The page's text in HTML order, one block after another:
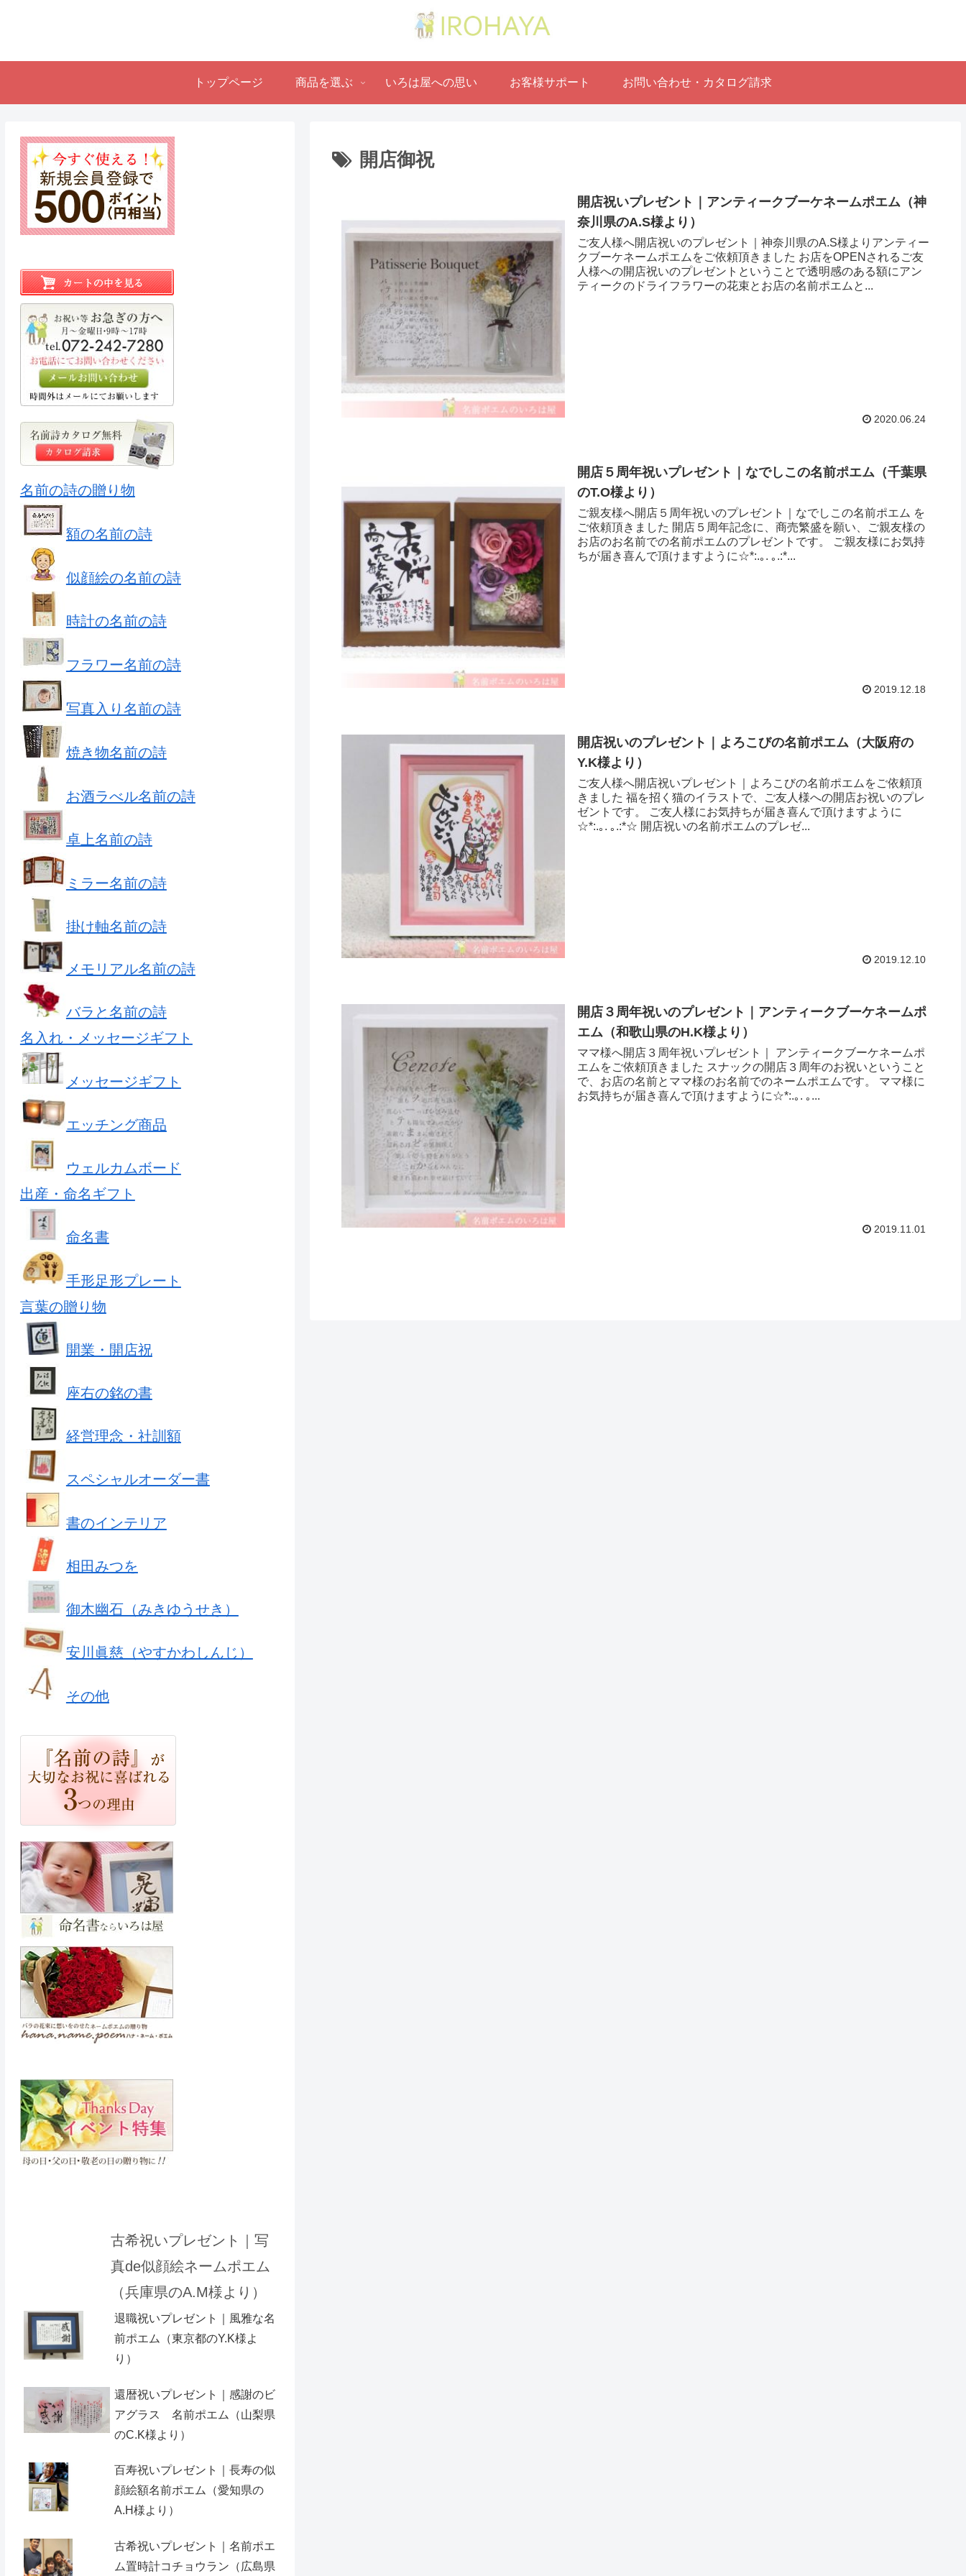
トップページ 商品を選ぶ いろは屋への思い お客様サポート お問い合わせ・カタログ請求
開店御祝
開店祝いプレゼント｜アンティークブーケネームポエム（神
奈川県のA.S様より ）
ご友人様へ開店祝いのプレゼント｜神奈川県のA.S様よりアンティー
クブーケネームポエムをご依頼頂きました お店をOPENされるご友
人様への開店祝いのプレゼントということで透明感のある額にアン
ティークのドライフラワーの花束とお店の名前ポエムと...
2020.06.24
開店５周年祝いプレゼント｜なでしこの名前ポエム（千葉県
のT.O様より ）
ご親友様へ開店５周年祝いのプレゼント｜なでしこの名前ポエム を
ご依頼頂きました 開店５周年記念に、商売繁盛を願い、ご親友様の
お店のお名前での名前ポエムのプレゼントです。 ご親友様にお気持
ちが届き喜んで頂けますように☆*:.｡. ｡.:*...
2019.12.18
開店祝いのプレゼント｜よろこびの名前ポエム （ 大阪府の
Y.K様より ）
ご友人様へ開店祝いプレゼント｜よろこびの名前ポエムをご依頼頂
きました 福を招く猫のイラストで、ご友人様への開店お祝いのプレ
ゼントです。 ご友人様にお気持ちが届き喜んで頂けますように
☆*:.｡. ｡.:*☆ 開店祝いの名前ポエムのプレゼ...
2019.12.10
開店３周年祝いのプレゼント｜アンティークブーケネームポ
エム （和歌山県のH.K様より ）
ママ様へ開店３周年祝いプレゼント｜ アンティークブーケネームポ
エムをご依頼頂きました スナックの開店３周年のお祝いということ
で、お店の名前とママ様のお名前でのネームポエムです。 ママ様に
お気持ちが届き喜んで頂けますように☆*:.｡. ｡...
2019.11.01
名前の詩の贈り物
額の名前の詩
似顔絵の名前の詩
時計の名前の詩
フラワー名前の詩
写真入り名前の詩
焼き物名前の詩
お酒ラべル名前の詩
卓上名前の詩
ミラー名前の詩
掛け軸名前の詩
メモリアル名前の詩
バラと名前の詩
名入れ・メッセージギフト
メッセージギフト
エッチング商品
ウェルカムボード
出産・命名ギフト
命名書
手形足形プレート
言葉の贈り物
開業・開店祝
座右の銘の書
経営理念・社訓額
スペシャルオーダー書
書のインテリア
相田みつを
御木幽石（みきゆうせき）
安川眞慈（やすかわしんじ）
その他
古希祝いプレゼント｜写
真de似顔絵ネームポエム
（兵庫県のA.M様より）
退職祝いプレゼント｜風雅な名
前ポエム（東京都のY.K様よ
り）
還暦祝いプレゼント｜感謝のビ
アグラス 名前ポエム（山梨県
のC.K様より）
百寿祝いプレゼント｜長寿の似
顔絵額名前ポエム（愛知県の
A.H様より ）
古希祝いプレゼント｜名前ポエ
ム置時計コチョウラン（広島県